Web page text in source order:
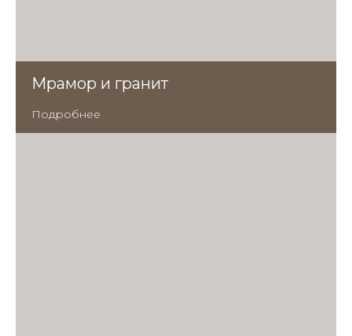
Мрамор и гранит
Подробнее